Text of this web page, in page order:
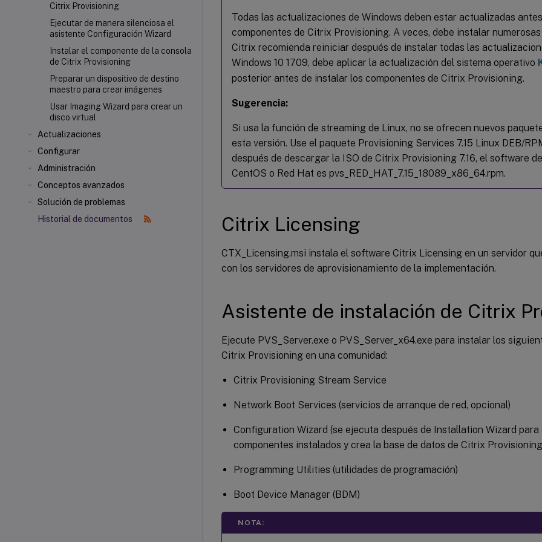
Citrix Provisioning
Ejecutar de manera silenciosa el
asistente Configuración Wizard
Instalar el componente de la consola
de Citrix Provisioning
Preparar un dispositivo de destino
maestro para crear imágenes
Usar Imaging Wizard para crear un
disco virtual
Actualizaciones
Configurar
Administración
Conceptos avanzados
Solución de problemas
Historial de documentos
Todas las actualizaciones de Windows deben estar actualizadas
componentes de Citrix Provisioning. A veces, debe instalar
Citrix recomienda reiniciar después de instalar todas las
Windows 10 1709, debe aplicar la actualización del sistema operativo
posterior antes de instalar los componentes de Citrix Provisioning.
Sugerencia:
Si usa la función de streaming de Linux, no se ofrecen nuevos
esta versión. Use el paquete Provisioning Services 7.15 Linux DEB/
después de descargar la ISO de Citrix Provisioning 7.16, el software
CentOS o Red Hat es pvs_RED_HAT_7.15_18089_x86_64.rpm.
Citrix Licensing
CTX_Licensing.msi instala el software Citrix Licensing en un servidor
con los servidores de aprovisionamiento de la implementación.
Asistente de instalación de Citrix
Ejecute PVS_Server.exe o PVS_Server_x64.exe para instalar los
Citrix Provisioning en una comunidad:
Citrix Provisioning Stream Service
Network Boot Services (servicios de arranque de red, opcional)
Configuration Wizard (se ejecuta después de Installation Wizard
componentes instalados y crea la base de datos de Citrix
Programming Utilities (utilidades de programación)
Boot Device Manager (BDM)
NOTA: